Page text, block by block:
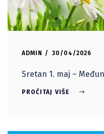
ADMIN 30/04/2026
Sretan 1. maj –
PROČITAJ VIŠE